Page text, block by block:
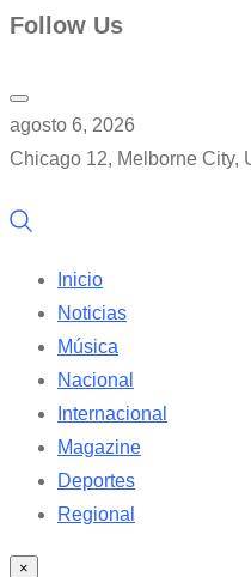
Follow Us
agosto 6, 2026
Chicago 12, Melborne City,
Inicio
Noticias
Música
Nacional
Internacional
Magazine
Deportes
Regional
×